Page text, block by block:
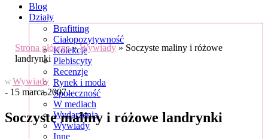
Blog
Działy
Brafitting
Ciałopozytywność
Kolekcje
Plebiscyty
Recenzje
Rynek i moda
Społeczność
W mediach
Wydarzenia
Wywiady
Inne
Strona główna»Wywiady » Soczyste maliny i różowe
landrynki
W Wywiady
- 15 marca 2007
Soczyste maliny i różowe landrynki